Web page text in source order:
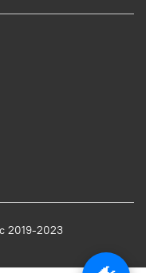
2019-2023